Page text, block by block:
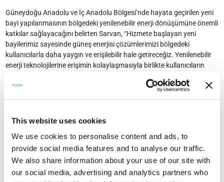
This website uses cookies
We use cookies to personalise content and ads, to
provide social media features and to analyse our traffic.
We also share information about your use of our site with
our social media, advertising and analytics partners who
Güneydoğu Anadolu ve İç Anadolu Bölgesi’nde hayata geçirilen yeni
bayi yapılanmasının bölgedeki yenilenebilir enerji dönüşümüne önemli
katkılar sağlayacağını belirten Sarvan, “Hizmete başlayan yeni
bayilerimiz sayesinde güneş enerjisi çözümlerimizi bölgedeki
kullanıcılarla daha yaygın ve erişilebilir hale getireceğiz. Yenilenebilir
enerji teknolojilerine erişimin kolaylaşmasıyla birlikte kullanıcıların
Bu bölgeler güneş enerjisi yatırımları açısından Türkiye’nin en güçlü
amaçlıyoruz” dedi
“Söz konusu illerde güneş enerjisine olan talebin her geçen gün
arttığını görüyoruz” diyen Sarvan, şöyle devam etti: “Yapılanmamız ile
bölgesel kalkınmaya, istihdama ve sürdürülebilir enerji dönüşümüne
katkı sunmayı hedefliyoruz. Türkiye genelinde yenilenebilir enerji
dönüşümünü yaygınlaştırma hedefimiz doğrultusunda yatırımlarımızı